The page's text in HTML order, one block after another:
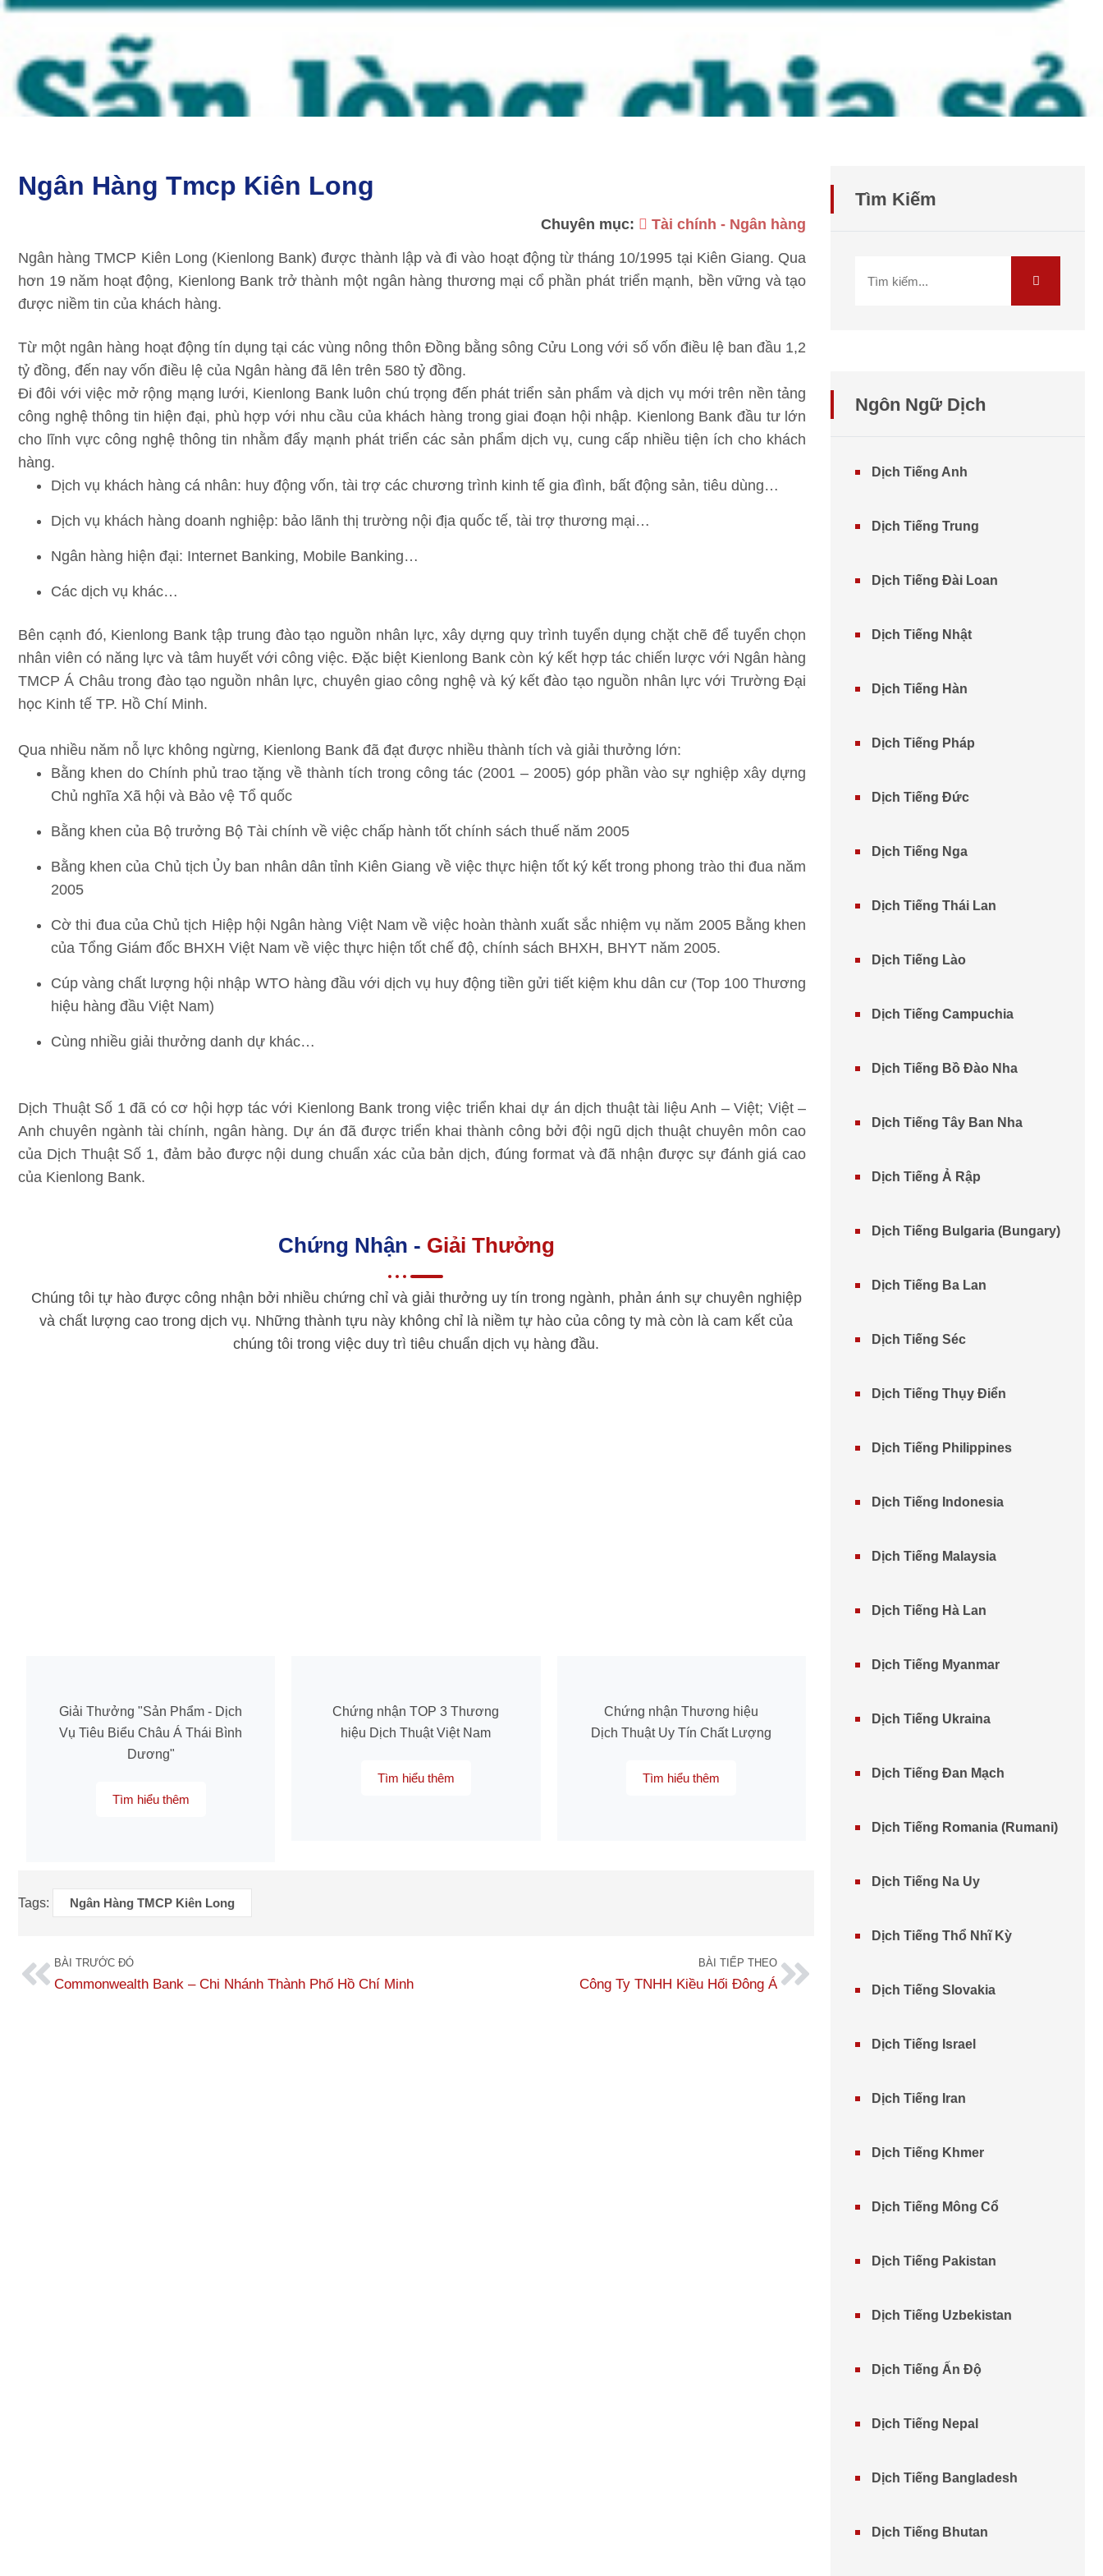
Ngân Hàng Tmcp Kiên Long
Chuyên mục: Tài chính - Ngân hàng
Ngân hàng TMCP Kiên Long (Kienlong Bank) được thành lập và đi vào hoạt động từ tháng 10/1995 tại Kiên Giang. Qua
hơn 19 năm hoạt động, Kienlong Bank trở thành một ngân hàng thương mại cổ phần phát triển mạnh, bền vững và tạo
được niềm tin của khách hàng.
Từ một ngân hàng hoạt động tín dụng tại các vùng nông thôn Đồng bằng sông Cửu Long với số vốn điều lệ ban đầu 1,2
tỷ đồng, đến nay vốn điều lệ của Ngân hàng đã lên trên 580 tỷ đồng.
Đi đôi với việc mở rộng mạng lưới, Kienlong Bank luôn chú trọng đến phát triển sản phẩm và dịch vụ mới trên nền tảng
công nghệ thông tin hiện đại, phù hợp với nhu cầu của khách hàng trong giai đoạn hội nhập. Kienlong Bank đầu tư lớn
cho lĩnh vực công nghệ thông tin nhằm đẩy mạnh phát triển các sản phẩm dịch vụ, cung cấp nhiều tiện ích cho khách
hàng.
Dịch vụ khách hàng cá nhân: huy động vốn, tài trợ các chương trình kinh tế gia đình, bất động sản, tiêu dùng…
Dịch vụ khách hàng doanh nghiệp: bảo lãnh thị trường nội địa quốc tế, tài trợ thương mại…
Ngân hàng hiện đại: Internet Banking, Mobile Banking…
Các dịch vụ khác…
Bên cạnh đó, Kienlong Bank tập trung đào tạo nguồn nhân lực, xây dựng quy trình tuyển dụng chặt chẽ để tuyển chọn
nhân viên có năng lực và tâm huyết với công việc. Đặc biệt Kienlong Bank còn ký kết hợp tác chiến lược với Ngân hàng
TMCP Á Châu trong đào tạo nguồn nhân lực, chuyên giao công nghệ và ký kết đào tạo nguồn nhân lực với Trường Đại
học Kinh tế TP. Hồ Chí Minh.
Qua nhiều năm nỗ lực không ngừng, Kienlong Bank đã đạt được nhiều thành tích và giải thưởng lớn:
Bằng khen do Chính phủ trao tặng về thành tích trong công tác (2001 – 2005) góp phần vào sự nghiệp xây dựng
Chủ nghĩa Xã hội và Bảo vệ Tổ quốc
Bằng khen của Bộ trưởng Bộ Tài chính về việc chấp hành tốt chính sách thuế năm 2005
Bằng khen của Chủ tịch Ủy ban nhân dân tỉnh Kiên Giang về việc thực hiện tốt ký kết trong phong trào thi đua năm
2005
Cờ thi đua của Chủ tịch Hiệp hội Ngân hàng Việt Nam về việc hoàn thành xuất sắc nhiệm vụ năm 2005 Bằng khen
của Tổng Giám đốc BHXH Việt Nam về việc thực hiện tốt chế độ, chính sách BHXH, BHYT năm 2005.
Cúp vàng chất lượng hội nhập WTO hàng đầu với dịch vụ huy động tiền gửi tiết kiệm khu dân cư (Top 100 Thương
hiệu hàng đầu Việt Nam)
Cùng nhiều giải thưởng danh dự khác…
Dịch Thuật Số 1 đã có cơ hội hợp tác với Kienlong Bank trong việc triển khai dự án dịch thuật tài liệu Anh – Việt; Việt –
Anh chuyên ngành tài chính, ngân hàng. Dự án đã được triển khai thành công bởi đội ngũ dịch thuật chuyên môn cao
của Dịch Thuật Số 1, đảm bảo được nội dung chuẩn xác của bản dịch, đúng format và đã nhận được sự đánh giá cao
của Kienlong Bank.
Chứng Nhận - Giải Thưởng
Chúng tôi tự hào được công nhận bởi nhiều chứng chỉ và giải thưởng uy tín trong ngành, phản ánh sự chuyên nghiệp
và chất lượng cao trong dịch vụ. Những thành tựu này không chỉ là niềm tự hào của công ty mà còn là cam kết của
chúng tôi trong việc duy trì tiêu chuẩn dịch vụ hàng đầu.
Giải Thưởng "Sản Phẩm - Dịch
Vụ Tiêu Biểu Châu Á Thái Bình
Dương"
Tìm hiểu thêm
Chứng nhận TOP 3 Thương
hiệu Dịch Thuật Việt Nam
Tìm hiểu thêm
Chứng nhận Thương hiệu
Dịch Thuật Uy Tín Chất Lượng
Tìm hiểu thêm
Tags: Ngân Hàng TMCP Kiên Long
BÀI TRƯỚC ĐÓ
Commonwealth Bank – Chi Nhánh Thành Phố Hồ Chí Minh
BÀI TIẾP THEO
Công Ty TNHH Kiều Hối Đông Á
Tìm Kiếm
Ngôn Ngữ Dịch
Dịch Tiếng Anh
Dịch Tiếng Trung
Dịch Tiếng Đài Loan
Dịch Tiếng Nhật
Dịch Tiếng Hàn
Dịch Tiếng Pháp
Dịch Tiếng Đức
Dịch Tiếng Nga
Dịch Tiếng Thái Lan
Dịch Tiếng Lào
Dịch Tiếng Campuchia
Dịch Tiếng Bồ Đào Nha
Dịch Tiếng Tây Ban Nha
Dịch Tiếng Ả Rập
Dịch Tiếng Bulgaria (Bungary)
Dịch Tiếng Ba Lan
Dịch Tiếng Séc
Dịch Tiếng Thụy Điển
Dịch Tiếng Philippines
Dịch Tiếng Indonesia
Dịch Tiếng Malaysia
Dịch Tiếng Hà Lan
Dịch Tiếng Myanmar
Dịch Tiếng Ukraina
Dịch Tiếng Đan Mạch
Dịch Tiếng Romania (Rumani)
Dịch Tiếng Na Uy
Dịch Tiếng Thổ Nhĩ Kỳ
Dịch Tiếng Slovakia
Dịch Tiếng Israel
Dịch Tiếng Iran
Dịch Tiếng Khmer
Dịch Tiếng Mông Cổ
Dịch Tiếng Pakistan
Dịch Tiếng Uzbekistan
Dịch Tiếng Ấn Độ
Dịch Tiếng Nepal
Dịch Tiếng Bangladesh
Dịch Tiếng Bhutan